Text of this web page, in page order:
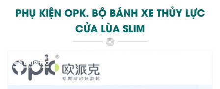
PHỤ KIỆN OPK. BỘ BÁNH XE THỦY LỰC
CỬA LÙA SLIM